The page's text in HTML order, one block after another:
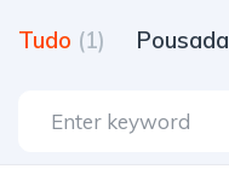
Tudo (1) Pousada